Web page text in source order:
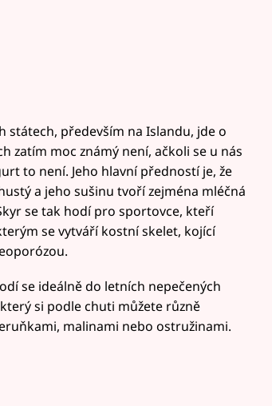
státech, především na Islandu, jde o
zatím moc známý není, ačkoli se u nás
to není. Jeho hlavní předností je, že
a jeho sušinu tvoří zejména mléčná
se tak hodí pro sportovce, kteří
se vytváří kostní skelet, kojící
se ideálně do letních nepečených
si podle chuti můžete různě
malinami nebo ostružinami.